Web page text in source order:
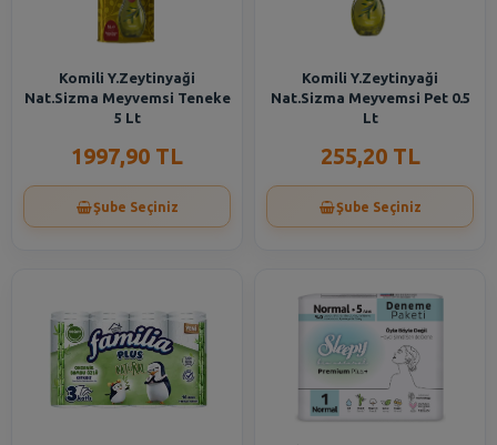
Komili Y.Zeytinyaği
Nat.Sizma Meyvemsi Teneke
5 Lt
1997,90 TL
Şube Seçiniz
Komili Y.Zeytinyaği
Nat.Sizma Meyvemsi Pet 0.5
Lt
255,20 TL
Şube Seçiniz